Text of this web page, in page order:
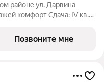
Глинки. Преимущества:
Позвоните мне